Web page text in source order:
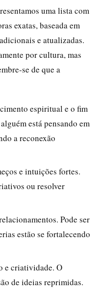
uma lista com
exatas, baseada em
e atualizadas.
por cultura, mas
se de que a
espiritual e o fim
está pensando em
a reconexão
e intuições fortes.
ou resolver
Pode ser
estão se fortalecendo
e criatividade. O
de ideias reprimidas.